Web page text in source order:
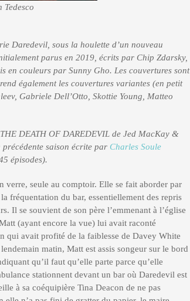
Tedesco
Daredevil, sous la houlette d’un nouveau
parus en 2019, écrits par Chip Zdarsky,
en couleurs par Sunny Gho. Les couvertures sont
également les couvertures variantes (en petit
Gabriele Dell’Otto, Skottie Young, Matteo
DEATH OF DAREDEVIL de Jed MacKay &
saison écrite par Charles Soule
épisodes).
verre, seule au comptoir. Elle se fait aborder par
fréquentation du bar, essentiellement des repris
Il se souvient de son père l’emmenant à l’église
(ayant encore la vue) lui avait raconté
qui avait profité de la faiblesse de Davey White
matin, Matt est assis songeur sur le bord
qu’il faut qu’elle parte parce qu’elle
stationnent devant un bar où Daredevil est
à sa coéquipière Tina Deacon de ne pas